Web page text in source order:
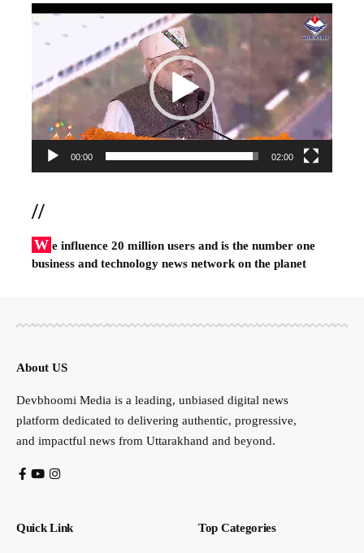
Video
00:00 02:00
//
W e influence 20 million users and is the number one
business and technology news network on the planet
About US
Devbhoomi Media is a leading, unbiased digital news
platform dedicated to delivering authentic, progressive,
and impactful news from Uttarakhand and beyond.
Quick Link Top Categories